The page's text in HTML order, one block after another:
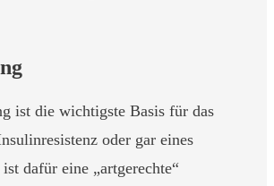
ist die wichtigste Basis für das
oder gar eines
dafür eine „artgerechte“